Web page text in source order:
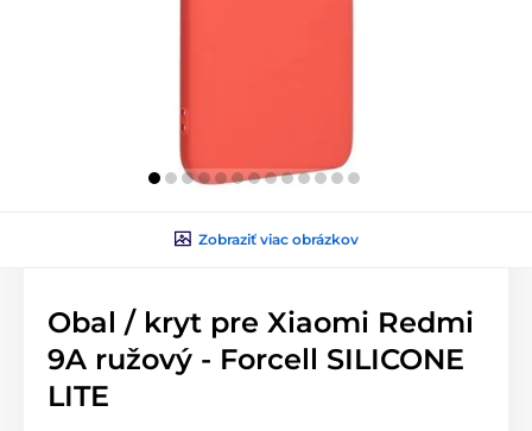
Zobraziť viac obrázkov
Obal / kryt pre Xiaomi Redmi
9A ružový - Forcell SILICONE
LITE